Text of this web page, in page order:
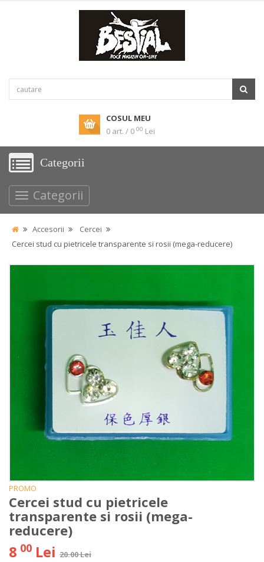
COSUL MEU
0 art. / 0 00 Lei
Categorii
Categorii
Accesorii
Cercei
Cercei stud cu pietricele transparente si rosii (mega-reducere)
PROMO
Cercei stud cu pietricele
transparente si rosii (mega-
reducere)
8 00 Lei 20.00 Lei